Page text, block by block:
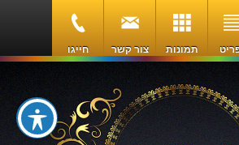
תמונות צור קשר חייגו